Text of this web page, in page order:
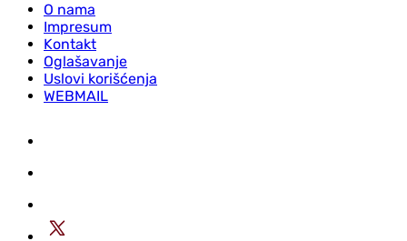
O nama
Impresum
Kontakt
Oglašavanje
Uslovi korišćenja
WEBMAIL